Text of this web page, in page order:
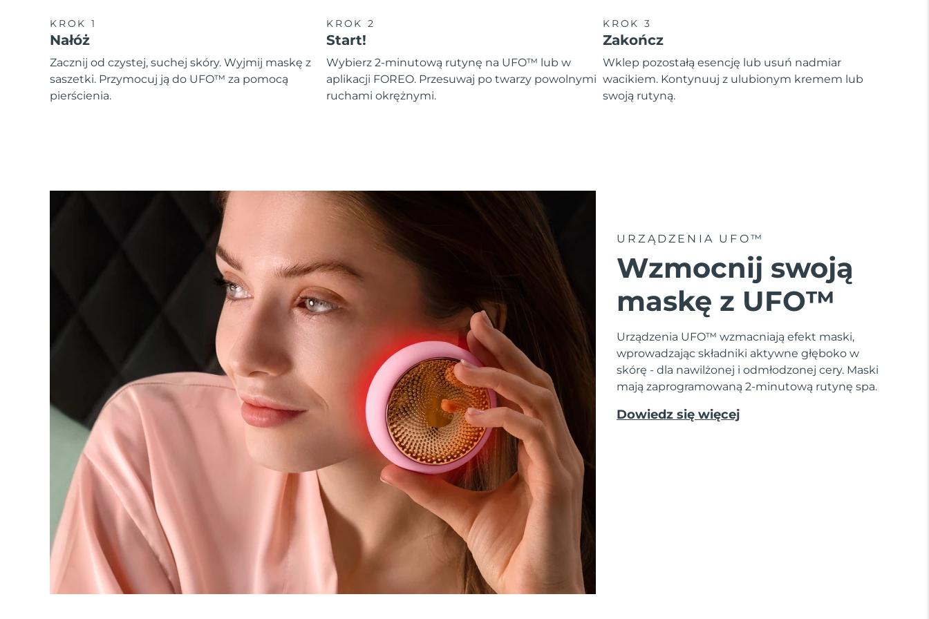
KROK 1
Nałóż
Zacznij od czystej, suchej skóry. Wyjmij maskę z
saszetki. Przymocuj ją do UFO™ za pomocą
pierścienia.
KROK 2
Start!
Wybierz 2-minutową rutynę na UFO™ lub w
aplikacji FOREO. Przesuwaj po twarzy powolnymi
ruchami okrężnymi.
KROK 3
Zakończ
Wklep pozostałą esencję lub usuń nadmiar
wacikiem. Kontynuuj z ulubionym kremem lub
swoją rutyną.
URZĄDZENIA UFO™
Wzmocnij swoją
maskę z UFO™
Urządzenia UFO™ wzmacniają efekt maski,
wprowadzając składniki aktywne głęboko w
skórę - dla nawilżonej i odmłodzonej cery. Maski
mają zaprogramowaną 2-minutową rutynę spa.
Dowiedz się więcej